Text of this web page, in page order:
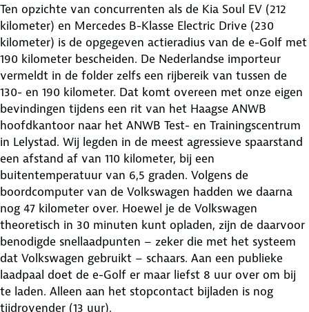
Ten opzichte van concurrenten als de Kia Soul EV (212
kilometer) en Mercedes B-Klasse Electric Drive (230
kilometer) is de opgegeven actieradius van de e-Golf met
190 kilometer bescheiden. De Nederlandse importeur
vermeldt in de folder zelfs een rijbereik van tussen de
130- en 190 kilometer. Dat komt overeen met onze eigen
bevindingen tijdens een rit van het Haagse ANWB
hoofdkantoor naar het ANWB Test- en Trainingscentrum
in Lelystad. Wij legden in de meest agressieve spaarstand
een afstand af van 110 kilometer, bij een
buitentemperatuur van 6,5 graden. Volgens de
boordcomputer van de Volkswagen hadden we daarna
nog 47 kilometer over. Hoewel je de Volkswagen
theoretisch in 30 minuten kunt opladen, zijn de daarvoor
benodigde snellaadpunten – zeker die met het systeem
dat Volkswagen gebruikt – schaars. Aan een publieke
laadpaal doet de e-Golf er maar liefst 8 uur over om bij
te laden. Alleen aan het stopcontact bijladen is nog
tijdrovender (13 uur).